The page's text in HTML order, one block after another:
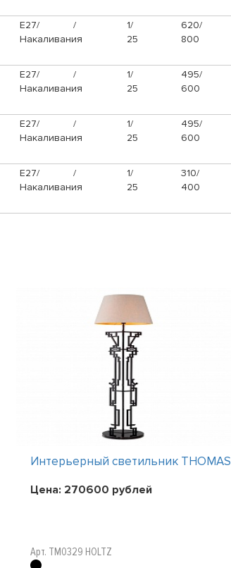
E27/
Накаливания
/
1/
25
620/
800
E27/
Накаливания
/
1/
25
495/
600
E27/
Накаливания
/
1/
25
495/
600
E27/
Накаливания
/
1/
25
310/
400
Интерьерный светильник THOMAS
Цена: 270600 рублей
Арт. TM0329 HOLTZ